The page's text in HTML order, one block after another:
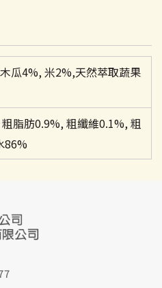
瓜4%, 米2%,天然萃取蔬果
脂肪0.9%, 粗纖維0.1%, 粗
86%